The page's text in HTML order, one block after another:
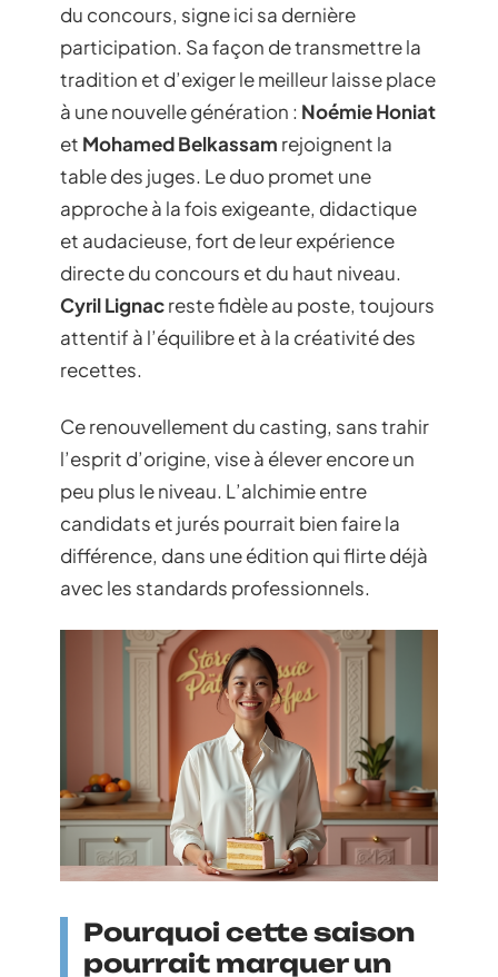
du concours, signe ici sa dernière
participation. Sa façon de transmettre la
tradition et d’exiger le meilleur laisse place
à une nouvelle génération : Noémie Honiat
et Mohamed Belkassam rejoignent la
table des juges. Le duo promet une
approche à la fois exigeante, didactique
et audacieuse, fort de leur expérience
directe du concours et du haut niveau.
Cyril Lignacreste fidèle au poste, toujours
attentif à l’équilibre et à la créativité des
recettes.
Ce renouvellement du casting, sans trahir
l’esprit d’origine, vise à élever encore un
peu plus le niveau. L’alchimie entre
candidats et jurés pourrait bien faire la
différence, dans une édition qui flirte déjà
avec les standards professionnels.
Pourquoi cette saison
pourrait marquer un